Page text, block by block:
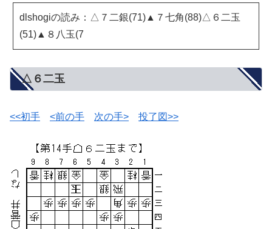
dlshogiの読み：△７二銀(71)▲７七角(88)△６二玉
(51)▲８八玉(7
△６二玉
<<初手 <前の手 次の手> 投了図>>